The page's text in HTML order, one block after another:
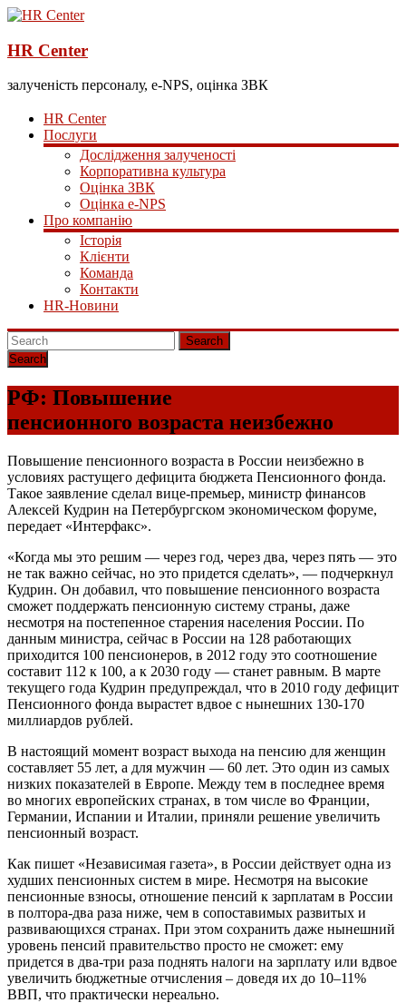
HR Center
залученість персоналу, e-NPS, оцінка ЗВК
HR Center
Послуги
Дослідження залученості
Корпоративна культура
Оцінка ЗВК
Оцінка e-NPS
Про компанію
Історія
Клієнти
Команда
Контакти
HR-Новини
Search
РФ: Повышение
пенсионного возраста неизбежно
Повышение пенсионного возраста в России неизбежно в
условиях растущего дефицита бюджета Пенсионного фонда.
Такое заявление сделал вице-премьер, министр финансов
Алексей Кудрин на Петербургском экономическом форуме,
передает «Интерфакс».
«Когда мы это решим — через год, через два, через пять — это
не так важно сейчас, но это придется сделать», — подчеркнул
Кудрин. Он добавил, что повышение пенсионного возраста
сможет поддержать пенсионную систему страны, даже
несмотря на постепенное старения населения России. По
данным министра, сейчас в России на 128 работающих
приходится 100 пенсионеров, в 2012 году это соотношение
составит 112 к 100, а к 2030 году — станет равным. В марте
текущего года Кудрин предупреждал, что в 2010 году дефицит
Пенсионного фонда вырастет вдвое с нынешних 130-170
миллиардов рублей.
В настоящий момент возраст выхода на пенсию для женщин
составляет 55 лет, а для мужчин — 60 лет. Это один из самых
низких показателей в Европе. Между тем в последнее время
во многих европейских странах, в том числе во Франции,
Германии, Испании и Италии, приняли решение увеличить
пенсионный возраст.
Как пишет «Независимая газета», в России действует одна из
худших пенсионных систем в мире. Несмотря на высокие
пенсионные взносы, отношение пенсий к зарплатам в России
в полтора-два раза ниже, чем в сопоставимых развитых и
развивающихся странах. При этом сохранить даже нынешний
уровень пенсий правительство просто не сможет: ему
придется в два-три раза поднять налоги на зарплату или вдвое
увеличить бюджетные отчисления – доведя их до 10–11%
ВВП, что практически нереально.